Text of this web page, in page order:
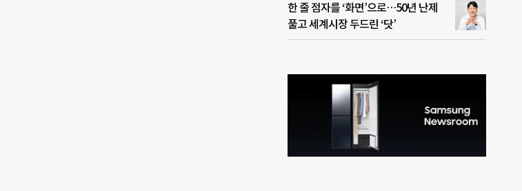
한 줄 점자를 ‘화면’으로…50년 난제
풀고 세계시장 두드린 ‘닷’